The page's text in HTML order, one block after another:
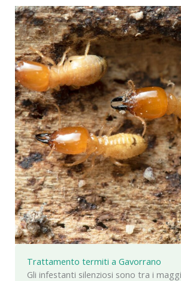
Trattamento termiti a Gavorrano
Gli infestanti silenziosi sono tra i